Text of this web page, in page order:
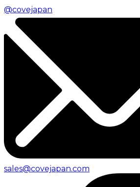
@covejapan
sales@covejapan.com